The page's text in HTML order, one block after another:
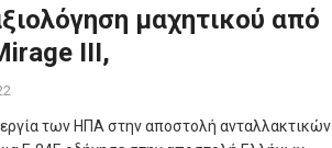
μαχητικού από
III,
των ΗΠΑ στην αποστολή ανταλλακτικών